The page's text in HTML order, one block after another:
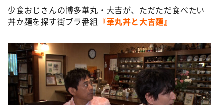
探偵！ナイトスクープ
news おかえり
（news おかえり）
DAIGOも台所 ～きょうの献立 何にする？～
本日はダイアンなり！シーズン２
朝だ！生です旅サラダ
少食おじさんの博多華丸・大吉が、ただただ食べたい
丼か麺を探す街ブラ番組 『華丸丼と大吉麺』